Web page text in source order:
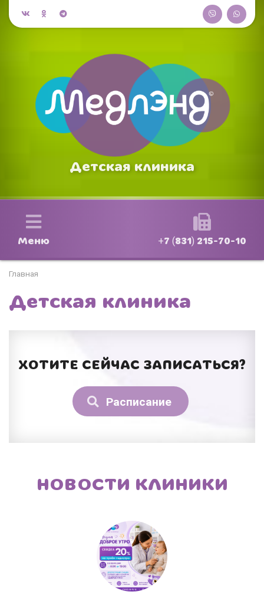
Детская клиника
Меню +7 (831) 215-70-10
Главная
Детская клиника
ХОТИТЕ СЕЙЧАС ЗАПИСАТЬСЯ?
Расписание
НОВОСТИ КЛИНИКИ